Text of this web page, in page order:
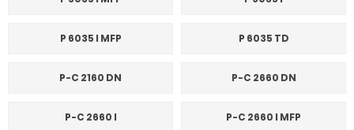
P 6035 I MFP P 6035 TD
P-C 2160 DN P-C 2660 DN
P-C 2660 I P-C 2660 I MFP